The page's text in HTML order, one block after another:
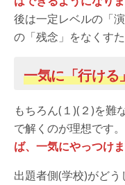
後は一定レベルの「
の「残念」をなくすた
一気に「行ける
もちろん(１)(２)を難
で解くのが理想です。
ば、一気にやっつけ
出題者側(学校)がど